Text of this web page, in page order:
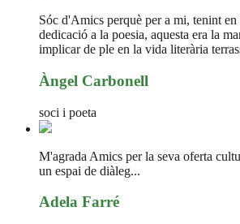
Sóc d'Amics perquè per a mi, tenint en
dedicació a la poesia, aquesta era la
implicar de ple en la vida literària
Àngel Carbonell
soci i poeta
M'agrada Amics per la seva oferta
un espai de diàleg...
Adela Farré